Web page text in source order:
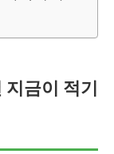
금이 적기